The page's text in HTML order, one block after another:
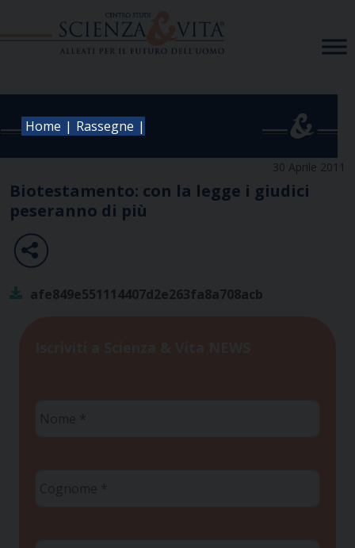
Home | Rassegne |
30 Aprile 2011
Biotestamento: con la legge i giudici
peseranno di più
afe849e551114407d2e263fa8a708acb